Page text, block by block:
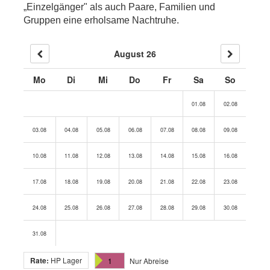
„Einzelgänger" als auch Paare, Familien und
Gruppen eine erholsame Nachtruhe.
August 26
Mo Di Mi Do Fr Sa So
01.08 02.08
03.08 04.08 05.08 06.08 07.08 08.08 09.08
10.08 11.08 12.08 13.08 14.08 15.08 16.08
17.08 18.08 19.08 20.08 21.08 22.08 23.08
24.08 25.08 26.08 27.08 28.08 29.08 30.08
31.08
Rate: HP Lager 1 Nur Abreise